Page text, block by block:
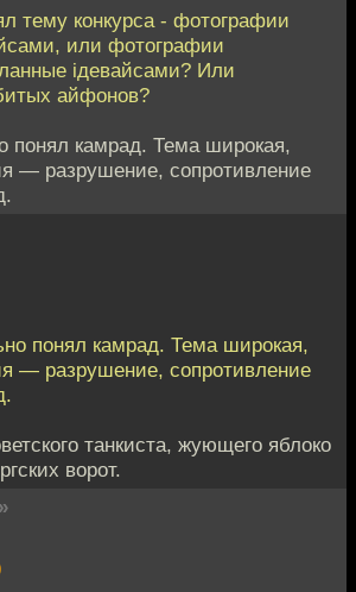
тему конкурса - фотографии
или фотографии
iдевайсами? Или
айфонов?
понял камрад. Тема широкая,
— разрушение, сопротивление
понял камрад. Тема широкая,
— разрушение, сопротивление
танкиста, жующего яблоко
ворот.
»